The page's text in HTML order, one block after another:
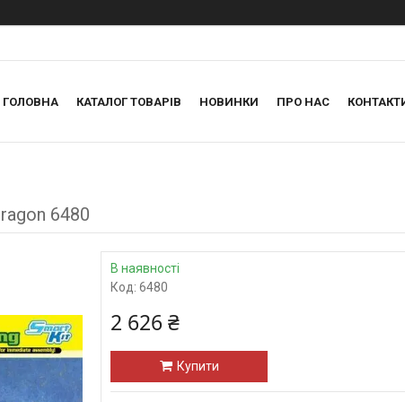
ГОЛОВНА КАТАЛОГ ТОВАРІВ НОВИНКИ ПРО НАС
6480
В наявності
Код: 6480
2 626 ₴
Купити